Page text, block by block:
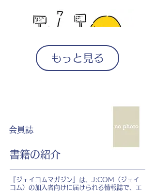
もっと見る
会員誌
書籍の紹介
『ジェイコムマガジン』は、J:COM（ジェイ
コム）の加入者向けに届けられる情報誌で、エ